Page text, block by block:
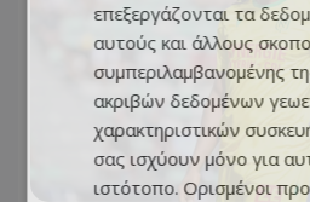
επεξεργάζονται τα
αυτούς και άλλους
συμπεριλαμβανομένης
ακριβών δεδομένων
χαρακτηριστικών
σας ισχύουν μόνο για
ιστότοπο. Ορισμένοι